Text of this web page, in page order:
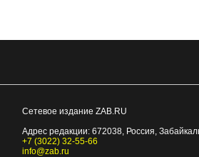
Сетевое издание ZAB.RU
Адрес редакции: 672038, Россия,
+7 (3022) 32-55-66
info@zab.ru